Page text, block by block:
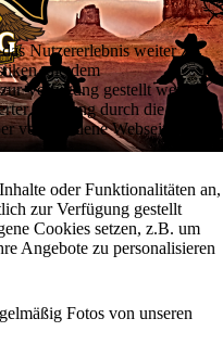
Fotos von unseren
Nutzererlebnis weiter zu
die dem
Verfügung gestellt werden,
Werbung durch die
verschiedene Webseiten.
oder Funktionalitäten an,
zur Verfügung gestellt
Cookies setzen, z.B. um
Angebote zu personalisieren